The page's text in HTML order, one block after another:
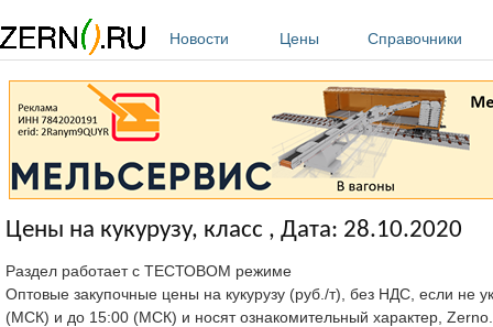
Новости
Цены Справочники
Цены на кукурузу, класс , Дата: 28.10.2020
Раздел работает с ТЕСТОВОМ режиме
Оптовые закупочные цены на кукурузу (руб./т), без НДС, если не
(МСК) и до 15:00 (МСК) и носят ознакомительный характер,